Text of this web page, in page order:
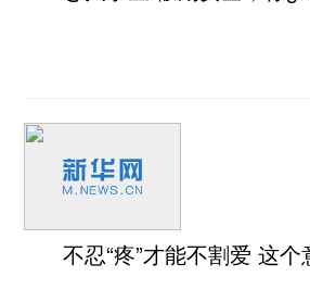
不忍“疼”才能不割爱 这个